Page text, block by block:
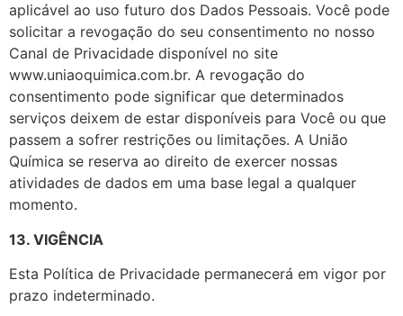
aplicável ao uso futuro dos Dados Pessoais. Você pode
solicitar a revogação do seu consentimento no nosso
Canal de Privacidade disponível no site
www.uniaoquimica.com.br. A revogação do
consentimento pode significar que determinados
serviços deixem de estar disponíveis para Você ou que
passem a sofrer restrições ou limitações. A União
Química se reserva ao direito de exercer nossas
atividades de dados em uma base legal a qualquer
momento.
13. VIGÊNCIA
Esta Política de Privacidade permanecerá em vigor por
prazo indeterminado.